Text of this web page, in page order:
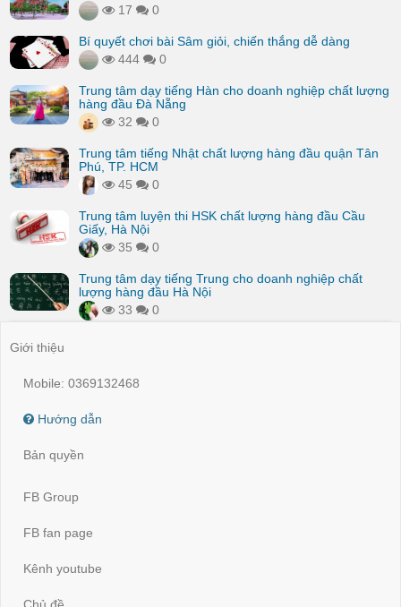
17
0
Bí quyết chơi bài Sâm giỏi, chiến thắng dễ dàng
444
0
Trung tâm dạy tiếng Hàn cho doanh nghiệp chất lượng
hàng đầu Đà Nẵng
32
0
Trung tâm tiếng Nhật chất lượng hàng đầu quận Tân
Phú, TP. HCM
45
0
Trung tâm luyện thi HSK chất lượng hàng đầu Cầu
Giấy, Hà Nội
35
0
Trung tâm dạy tiếng Trung cho doanh nghiệp chất
lượng hàng đầu Hà Nội
33
0
Giới thiệu
Mobile: 0369132468
Hướng dẫn
Bản quyền
FB Group
FB fan page
Kênh youtube